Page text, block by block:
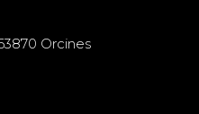
Orcines